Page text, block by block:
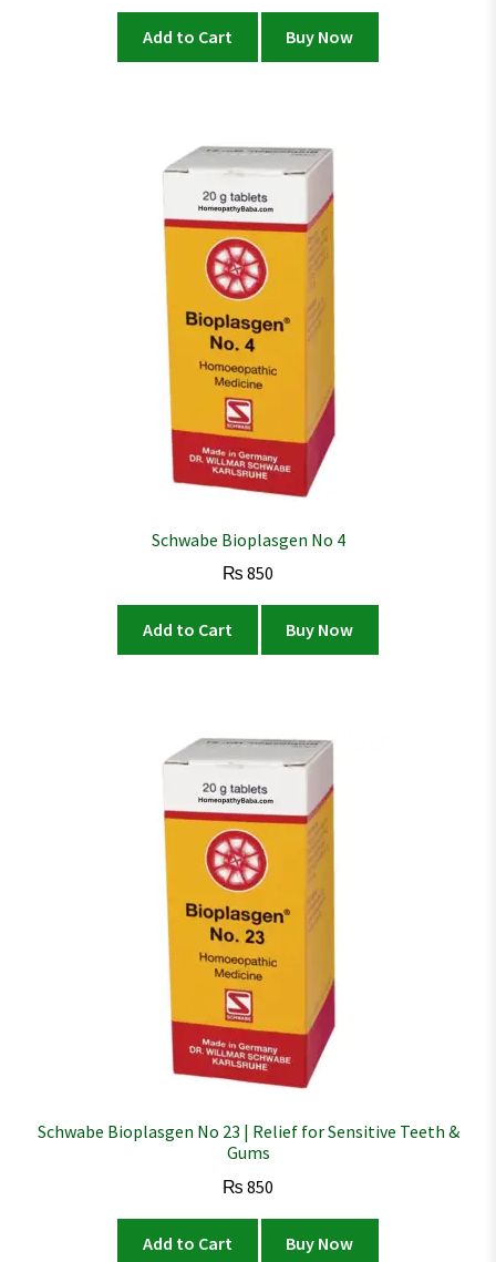
Add to Cart Buy Now
Schwabe Bioplasgen No 4
₨ 850
Add to Cart Buy Now
Schwabe Bioplasgen No 23 | Relief for Sensitive Teeth &
Gums
₨ 850
Add to Cart Buy Now